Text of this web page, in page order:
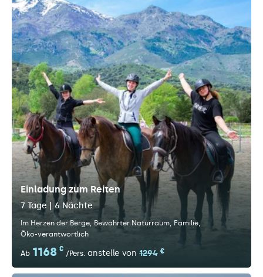
Einladung zum Reiten
7 Tage | 6 Nächte
Im Herzen der Berge Bewahrter Naturraum
Familie
Öko-verantwortlich
Ab 1168 €
/Pers. anstelle von 1294 €